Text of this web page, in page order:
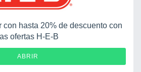
con hasta 20% de descuento con
las ofertas H-E-B
ABRIR